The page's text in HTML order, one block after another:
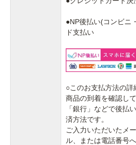
●NP後払い(コンビニ
ド支払い
○このお支払方法の詳
商品の到着を確認し
「銀行」などで後払
済方法です。
ご入力いただいたメ
ル、または電話番号